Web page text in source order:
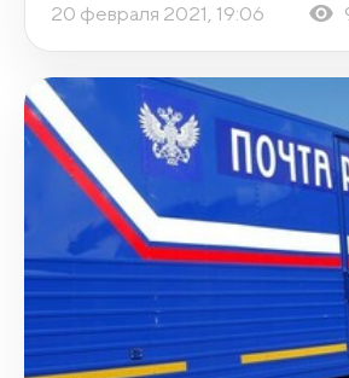
20 февраля 2021, 19:06